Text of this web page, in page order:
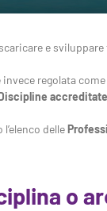
e
invece regolata
delle
o